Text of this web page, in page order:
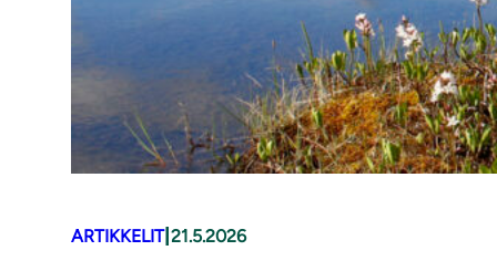
ARTIKKELIT| 21.5.2026